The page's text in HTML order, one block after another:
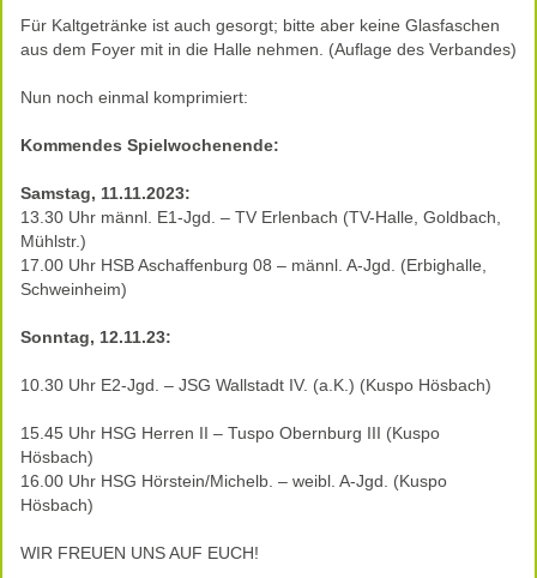
Für Kaltgetränke ist auch gesorgt; bitte aber keine Glasfaschen
aus dem Foyer mit in die Halle nehmen. (Auflage des Verbandes)
Nun noch einmal komprimiert:
Kommendes Spielwochenende:
Samstag, 11.11.2023:
13.30 Uhr männl. E1-Jgd. – TV Erlenbach (TV-Halle, Goldbach,
Mühlstr.)
17.00 Uhr HSB Aschaffenburg 08 – männl. A-Jgd. (Erbighalle,
Schweinheim)
Sonntag, 12.11.23:
10.30 Uhr E2-Jgd. – JSG Wallstadt IV. (a.K.) (Kuspo Hösbach)
15.45 Uhr HSG Herren II – Tuspo Obernburg III (Kuspo
Hösbach)
16.00 Uhr HSG Hörstein/Michelb. – weibl. A-Jgd. (Kuspo
Hösbach)
WIR FREUEN UNS AUF EUCH!